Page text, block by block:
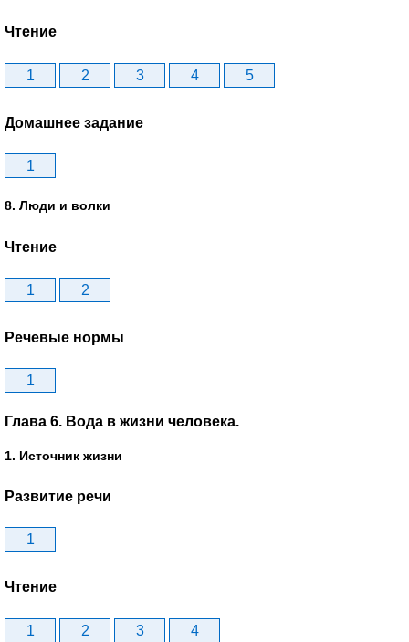
Чтение
1 2 3 4 5
Домашнее задание
1
8. Люди и волки
Чтение
1 2
Речевые нормы
1
Глава 6. Вода в жизни человека.
1. Источник жизни
Развитие речи
1
Чтение
1 2 3 4